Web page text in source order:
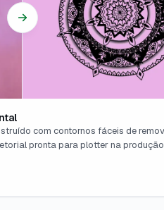
com contornos fáceis de
pronta para plotter na